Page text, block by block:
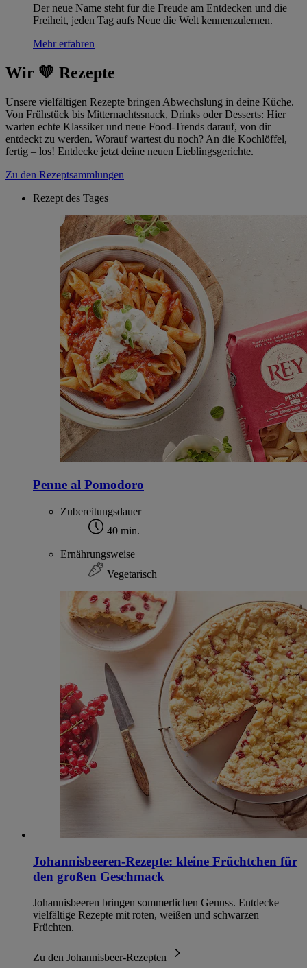
Der neue Name steht für die Freude am Entdecken und die
Freiheit, jeden Tag aufs Neue die Welt kennenzulernen.
Mehr erfahren
Wir 💛 Rezepte
Unsere vielfältigen Rezepte bringen Abwechslung in deine Küche.
Von Frühstück bis Mitternachtssnack, Drinks oder Desserts: Hier
warten echte Klassiker und neue Food-Trends darauf, von dir
entdeckt zu werden. Worauf wartest du noch? An die Kochlöffel,
fertig – los! Entdecke jetzt deine neuen Lieblingsgerichte.
Zu den Rezeptsammlungen
Rezept des Tages
Penne al Pomodoro
Zubereitungsdauer
40 min.
Ernährungsweise
Vegetarisch
Johannisbeeren-Rezepte: kleine Früchtchen für
den großen Geschmack
Johannisbeeren bringen sommerlichen Genuss. Entdecke
vielfältige Rezepte mit roten, weißen und schwarzen
Früchten.
Zu den Johannisbeer-Rezepten